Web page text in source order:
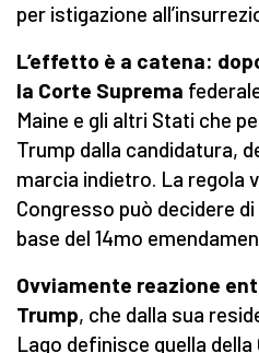
per istigazione
L’effetto è a catena:
la Corte Suprema
Maine e gli altri Stati che
Trump dalla candidatura,
marcia indietro. La regola
Congresso può decidere
base del 14mo
Ovviamente reazione
Trump, che dalla sua
Lago definisce quella